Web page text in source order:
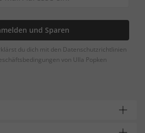
und Sparen
du dich mit den Datenschutzrichtlinien
von Ulla Popken